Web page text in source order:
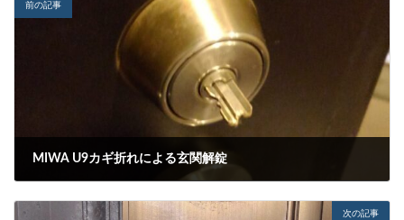
前の記事
MIWA U9カギ折れによる玄関解錠
次の記事